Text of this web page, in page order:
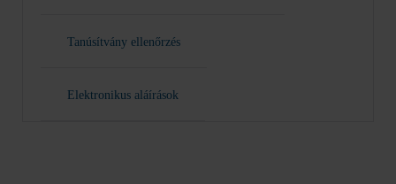
Tanúsítvány ellenőrzés
Elektronikus aláírások